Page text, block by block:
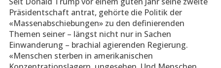
Präsidentschaft antrat, gehörte die Politik der
«Massenabschiebungen» zu den definierenden
Themen seiner – längst nicht nur in Sachen
Einwanderung – brachial agierenden Regierung.
«Menschen sterben in amerikanischen